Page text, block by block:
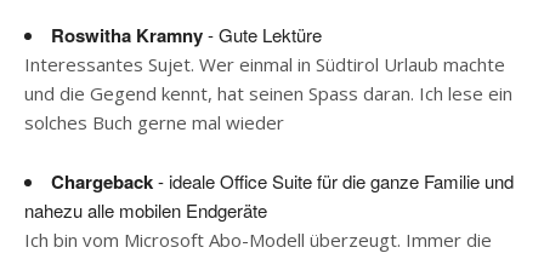
Roswitha Kramny- Gute Lektüre
Interessantes Sujet. Wer einmal in Südtirol Urlaub machte
und die Gegend kennt, hat seinen Spass daran. Ich lese ein
solches Buch gerne mal wieder
Chargeback- ideale Office Suite für die ganze Familie und
nahezu alle mobilen Endgeräte
Ich bin vom Microsoft Abo-Modell überzeugt. Immer die